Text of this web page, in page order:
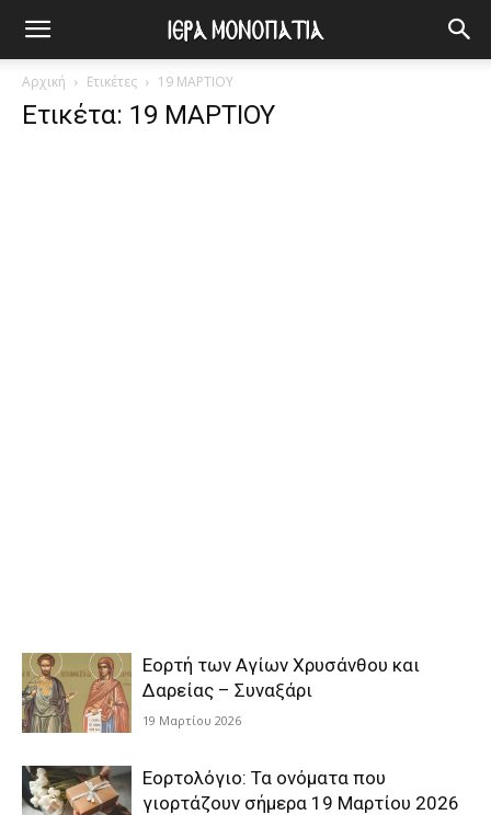
Αρχική Ετικέτες 19 ΜΑΡΤΙΟΥ
Ετικέτα: 19 ΜΑΡΤΙΟΥ
Εορτή των Αγίων Χρυσάνθου και
Δαρείας – Συναξάρι
19 Μαρτίου 2026
Εορτολόγιο: Τα ονόματα που
γιορτάζουν σήμερα 19 Μαρτίου 2026